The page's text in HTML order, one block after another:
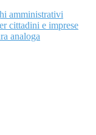
amministrativi
cittadini e imprese
analoga